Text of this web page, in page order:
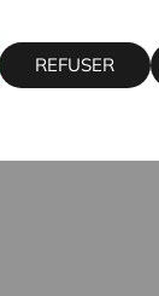
REFUSER